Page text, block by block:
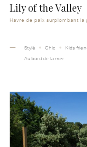
Lily of the Valley
Havre de paix surplombant la
Stylé Chic Kids
Au bord de la mer